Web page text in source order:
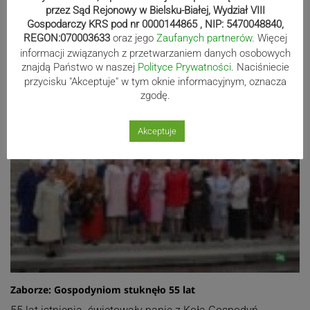
Zaborze: Gospodyniom stuknęło 55 lat
przez Sąd Rejonowy w Bielsku-Białej, Wydział VIII
Gospodarczy KRS pod nr 0000144865 , NIP: 5470048840,
REGON:070003633 oraz jego Zaufanych partnerów. Więcej
informacji związanych z przetwarzaniem danych osobowych
znajdą Państwo w naszej Polityce Prywatności. Naciśniecie
przycisku "Akceptuje" w tym oknie informacyjnym, oznacza
zgodę.
Akceptuje